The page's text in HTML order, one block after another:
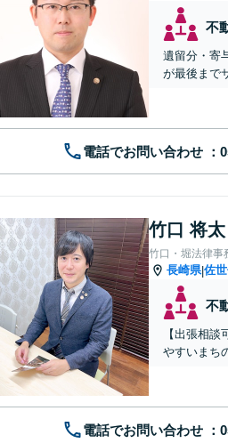
不
遺留分・寄
が最後まで
電話でお問い合わせ
竹口 将太
竹口・堀法律事
長崎県|佐
不
【出張相
やすいまち
電話でお問い合わせ